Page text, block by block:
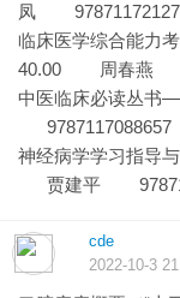
凤
临床医学综合能力
40.00 周春燕
中医临床必读丛
9787117088657
神经病学学习指导
贾建平
cde
2022-10-3